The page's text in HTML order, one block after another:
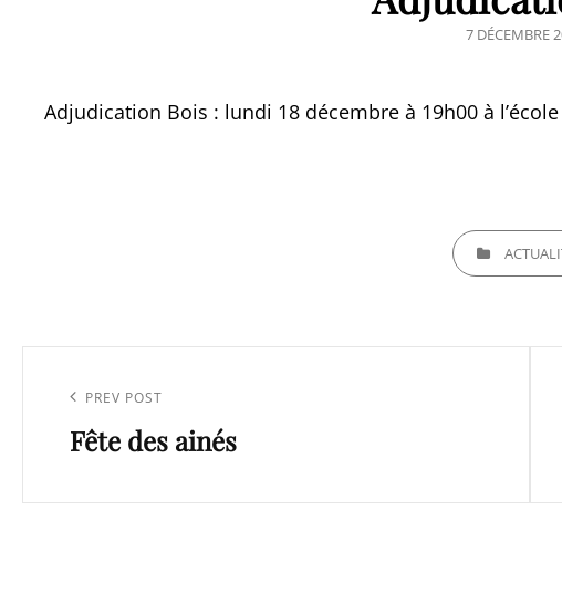
POSTED
7 DÉCEMBRE
Adjudication Bois : lundi 18 décembre à 19h00 à
CATEGORIES
l’article
Previous
Post
PREV POST
Fête des ainés